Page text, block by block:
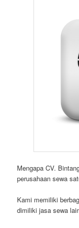
Mengapa CV.
perusahaan sewa
Kami memiliki
dimiliki jasa sewa